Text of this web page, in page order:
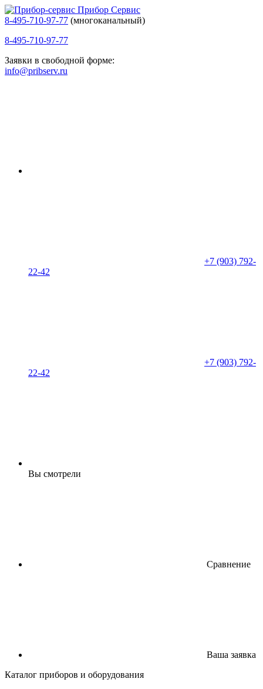
Прибор Сервис
8-495-710-97-77 (многоканальный)
8-495-710-97-77
Заявки в свободной форме:
info@pribserv.ru
+7 (903) 792-
22-42
+7 (903) 792-
22-42
Вы смотрели
Сравнение
Ваша заявка
Каталог приборов и оборудования